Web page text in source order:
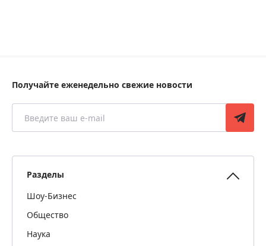
Получайте еженедельно свежие новости
Разделы
Шоу-Бизнес
Общество
Наука